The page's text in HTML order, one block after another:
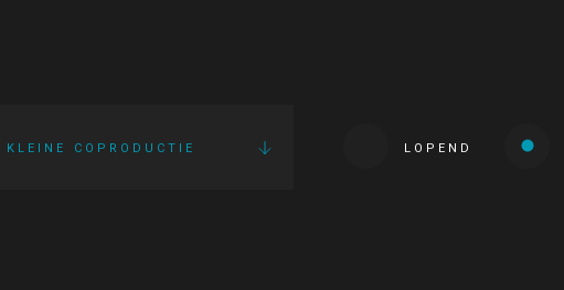
KLEINE COPRODUCTIE LOPEND